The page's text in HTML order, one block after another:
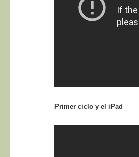
Primer ciclo y el iPad